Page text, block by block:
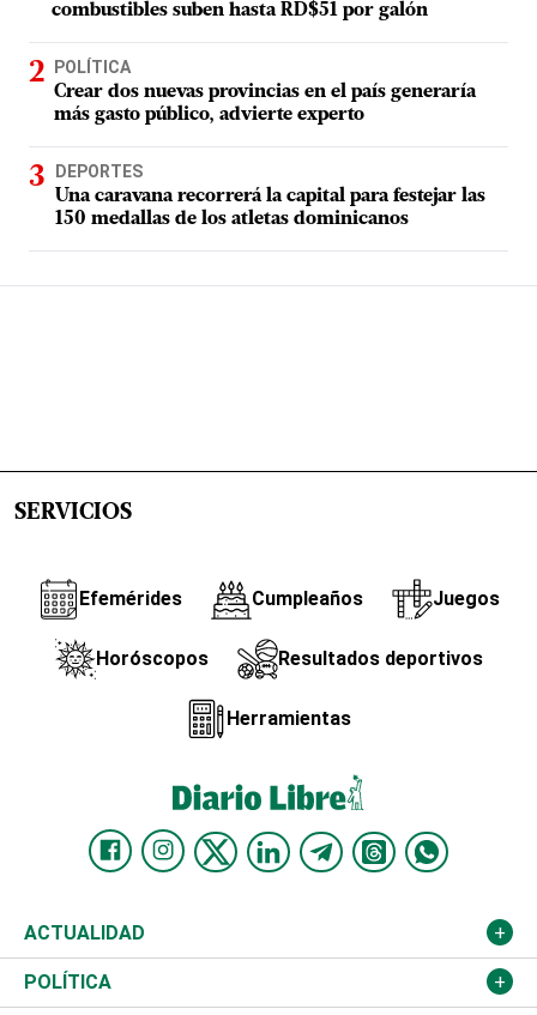
combustibles suben hasta RD$51 por galón
POLÍTICA
Crear dos nuevas provincias en el país generaría
más gasto público, advierte experto
DEPORTES
Una caravana recorrerá la capital para festejar las
150 medallas de los atletas dominicanos
SERVICIOS
Efemérides Cumpleaños Juegos
Horóscopos Resultados deportivos
Herramientas
ACTUALIDAD
Nacional
POLÍTICA